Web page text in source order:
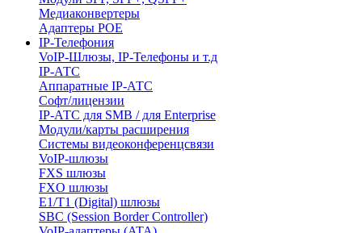
Медиаконвертеры
Адаптеры POE
IP-Телефония
VoIP-Шлюзы, IP-Телефоны и т.д
IP-АТС
Аппаратные IP-АТС
Софт/лицензии
IP-АТС для SMB / для Enterprise
Модули/карты расширения
Системы видеоконференцсвязи
VoIP-шлюзы
FXS шлюзы
FXO шлюзы
E1/T1 (Digital) шлюзы
SBC (Session Border Controller)